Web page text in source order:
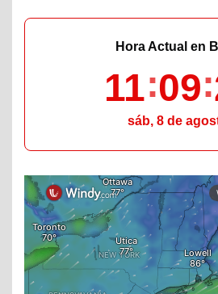
Hora Actual en
11 09
sáb, 8 de